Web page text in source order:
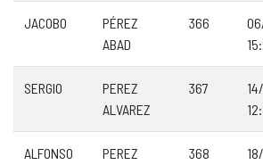
JACOBO
PÉREZ
ABAD
366
SERGIO
PEREZ
ALVAREZ
367
ALFONSO
PEREZ
368